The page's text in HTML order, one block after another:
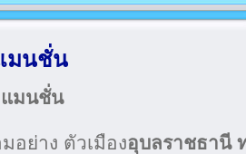
มนชั่น
มนชั่น
อย่าง ตัวเมืองอุบลราชธานี